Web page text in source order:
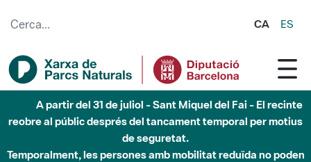
CA ES
A partir del 31 de juliol - Sant Miquel del Fai - El recinte
reobre al públic després del tancament temporal per motius
de seguretat.
Temporalment, les persones amb mobilitat reduïda no poden